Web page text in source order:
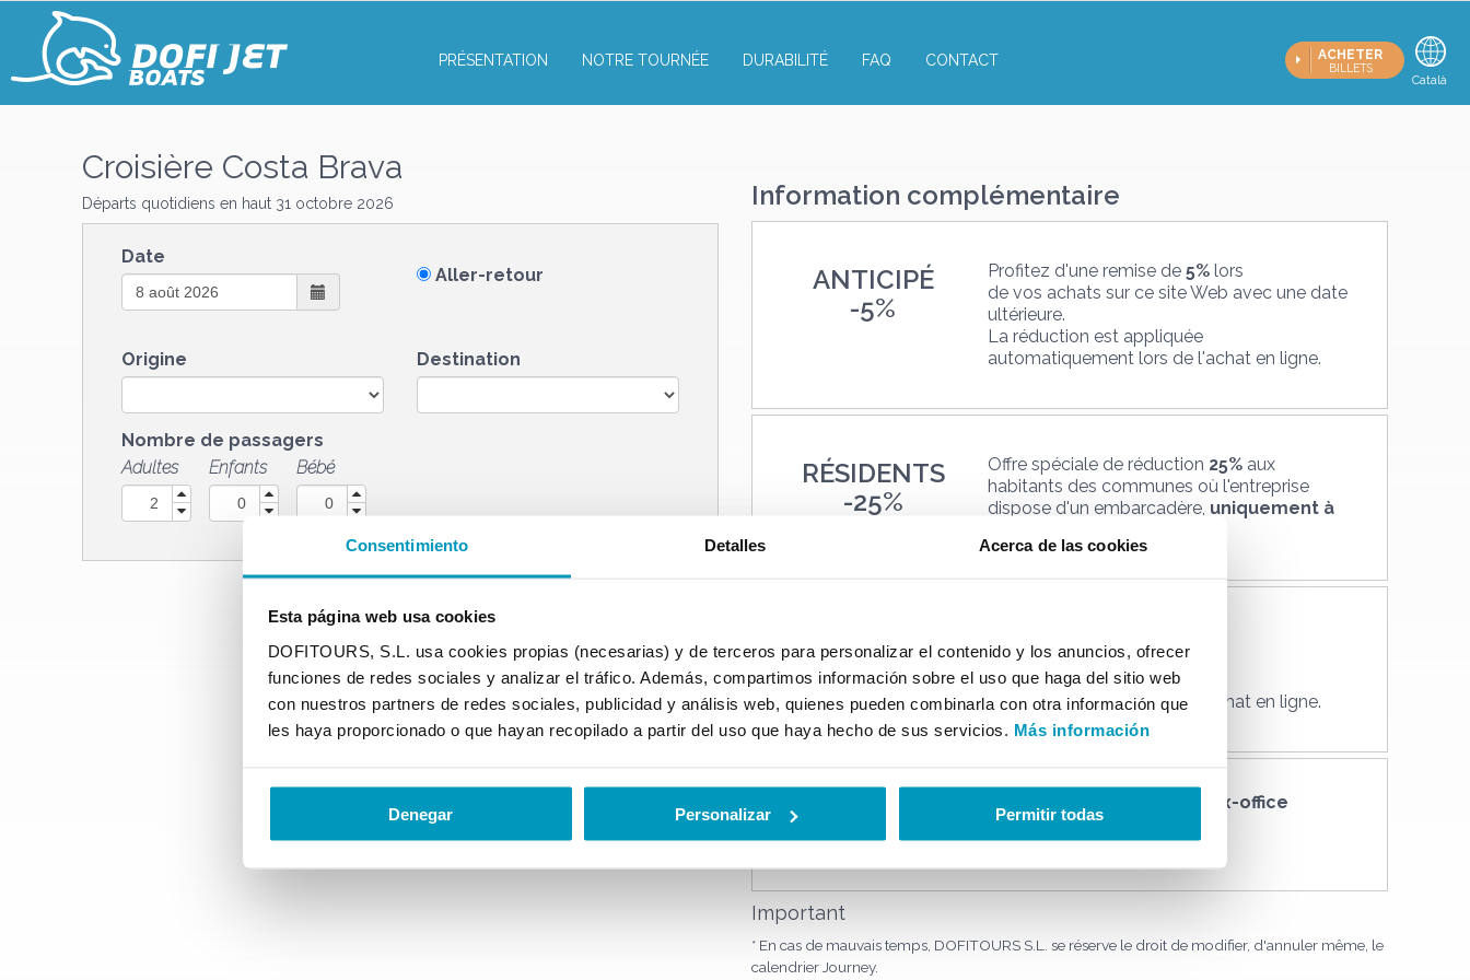
Consentimiento Detalles Acerca de las cookies
Esta página web usa cookies
DOFITOURS, S.L. usa cookies propias (necesarias) y de terceros para personalizar el contenido y los anuncios, ofrecer
funciones de redes sociales y analizar el tráfico. Además, compartimos información sobre el uso que haga del sitio web
con nuestros partners de redes sociales, publicidad y análisis web, quienes pueden combinarla con otra información que
les haya proporcionado o que hayan recopilado a partir del uso que haya hecho de sus servicios. Más información
Denegar Personalizar Permitir todas
ACHETER
BILLETS
Française Català
PRÉSENTATION NOTRE TOURNÉE DURABILITÉ FAQ CONTACT
Croisière Costa Brava
Départs quotidiens en haut 31 octobre 2026
Date
Aller-retour
Origine Destination
Nombre de passagers
Adultes
Enfants Bébé
Information complémentaire
ANTICIPÉ
-5%
Profitez d'une remise de 5% lors
de vos achats sur ce site Web avec une date
ultérieure.
La réduction est appliquée
automatiquement lors de l'achat en ligne.
RÉSIDENTS
-25%
Offre spéciale de réduction 25% aux
habitants des communes où l'entreprise
dispose d'un embarcadère, uniquement à
FAMILY
PACK
2 adultes + 2 enfants
La réduction est appliquée
automatiquement lors de l'achat en ligne.
directement au box-office
avec la carte súper.
+info
Important
* En cas de mauvais temps, DOFITOURS S.L. se réserve le droit de modifier, d'annuler même, le
calendrier Journey.